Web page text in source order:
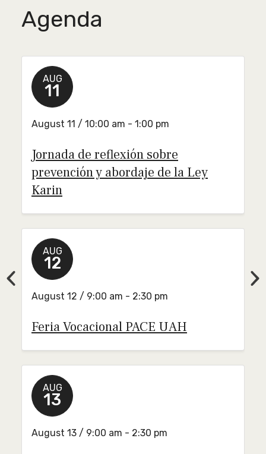
Agenda
AUG
11
August 11 / 10:00 am - 1:00 pm
Jornada de reflexión sobre
prevención y abordaje de la Ley
Karin
AUG
12
August 12 / 9:00 am - 2:30 pm
Feria Vocacional PACE UAH
AUG
13
August 13 / 9:00 am - 2:30 pm
Previous